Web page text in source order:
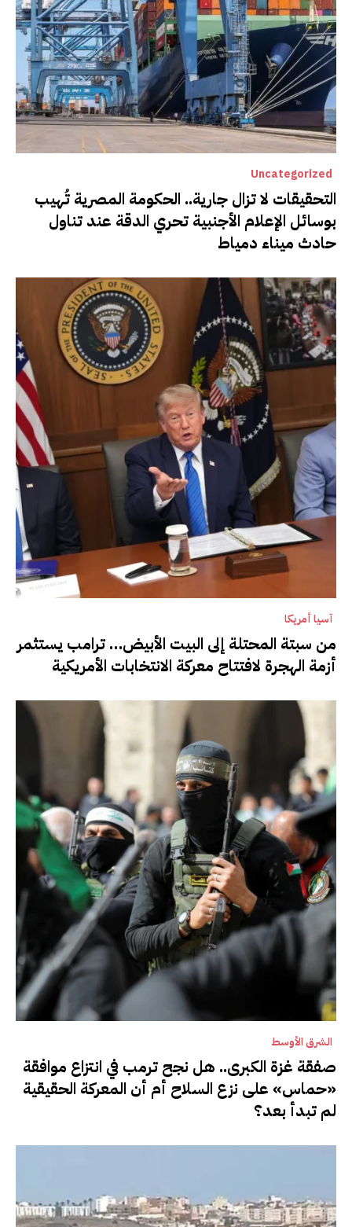
Uncategorized
التحقيقات لا تزال جارية.. الحكومة المصرية تُهيب
بوسائل الإعلام الأجنبية تحري الدقة عند تناول
حادث ميناء دمياط
آسيا أمريكا
من سبتة المحتلة إلى البيت الأبيض… ترامب يستثمر
أزمة الهجرة لافتتاح معركة الانتخابات الأمريكية
الشرق الأوسط
صفقة غزة الكبرى.. هل نجح ترمب في انتزاع موافقة
«حماس» على نزع السلاح أم أن المعركة الحقيقية
لم تبدأ بعد؟